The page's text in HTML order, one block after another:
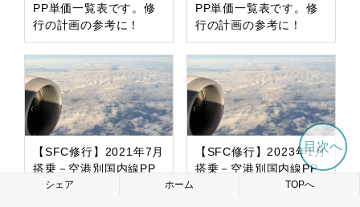
PP単価一覧表です。修
行の計画の参考に！
PP単価一覧表です。修
行の計画の参考に！
【SFC修行】2021年7月
搭乗－空港別国内線PP
単価一覧表です。修行の
【SFC修行】2023年1月
搭乗－空港別国内線PP
単価一覧表です。修行の
シェア ホーム TOPへ
目次へ